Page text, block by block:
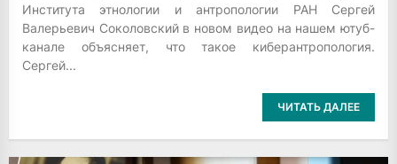
Института этнологии и антропологии РАН Сергей
Валерьевич Соколовский в новом видео на нашем ютуб-
канале объясняет, что такое киберантропология.
Сергей...
ЧИТАТЬ ДАЛЕЕ